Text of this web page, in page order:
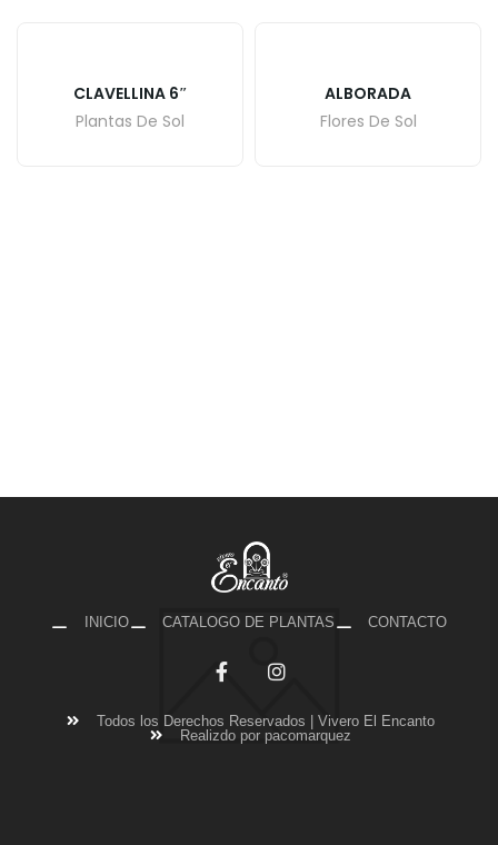
CLAVELLINA 6″
Plantas De Sol
ALBORADA
Flores De Sol
INICIO CATALOGO DE PLANTAS CONTACTO
Todos los Derechos Reservados | Vivero El Encanto
Realizdo por pacomarquez